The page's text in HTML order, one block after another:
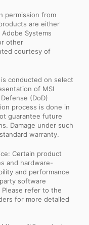
permission from
are either
Systems
other
courtesy of
is conducted on select
of MSI
(DoD)
process is done in
guarantee future
Damage under such
warranty.
Certain product
and hardware-
and performance
software
refer to the
for more detailed